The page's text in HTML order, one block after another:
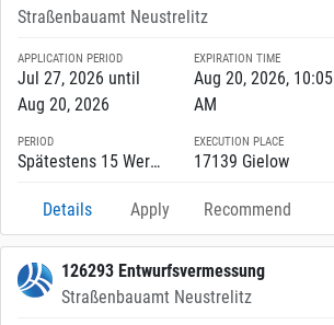
Straßenbauamt Neustrelitz
APPLICATION PERIOD
Jul 27, 2026 until
Aug 20, 2026
EXPIRATION TIME
Aug 20, 2026, 10:05
AM
PERIOD
Spätestens 15 Werktage nach Zuschlagserteilung until spätestens am 30.06.2027
EXECUTION PLACE
17139 Gielow
Details Apply Recommend
126293 Entwurfsvermessung
Straßenbauamt Neustrelitz